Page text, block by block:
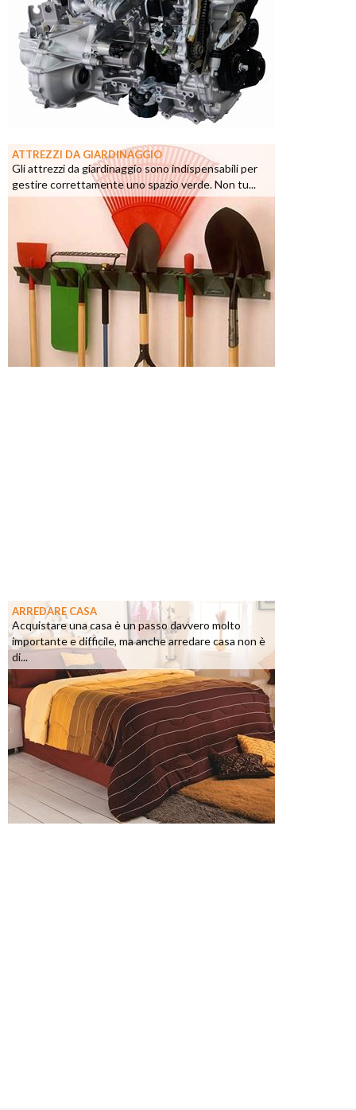
ATTREZZI DA GIARDINAGGIO
Gli attrezzi da giardinaggio sono indispensabili per
gestire correttamente uno spazio verde. Non tu...
ARREDARE CASA
Acquistare una casa è un passo davvero molto
importante e difficile, ma anche arredare casa non è
di...